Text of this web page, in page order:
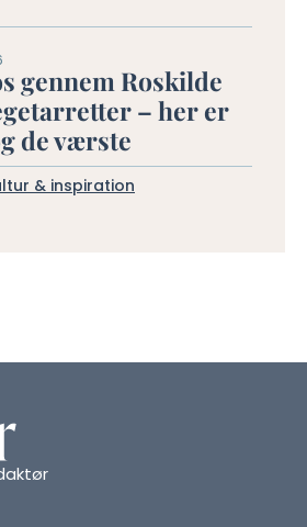
gennem Roskilde
– her er
de værste
& inspiration